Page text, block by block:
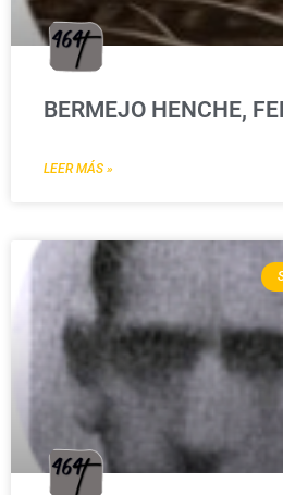
BERMEJO HENCHE,
LEER MÁS »